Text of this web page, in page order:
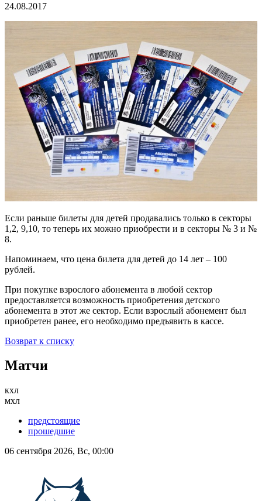
24.08.2017
Если раньше билеты для детей продавались только в секторы
1,2, 9,10, то теперь их можно приобрести и в секторы № 3 и №
8.
Напоминаем, что цена билета для детей до 14 лет – 100
рублей.
При покупке взрослого абонемента в любой сектор
предоставляется возможность приобретения детского
абонемента в этот же сектор. Если взрослый абонемент был
приобретен ранее, его необходимо предъявить в кассе.
Возврат к списку
Матчи
кхл
мхл
предстоящие
прошедшие
06 сентября 2026, Вс, 00:00